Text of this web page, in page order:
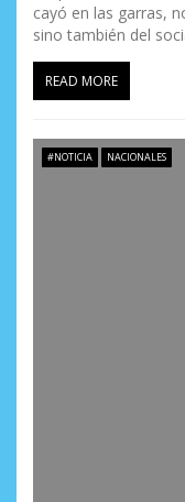
cayó en las garras,
sino también del
READ MORE
#NOTICIA NACIONALES